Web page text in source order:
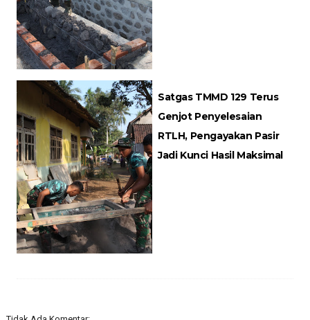
Satgas TMMD 129 Terus
Genjot Penyelesaian
RTLH, Pengayakan Pasir
Jadi Kunci Hasil Maksimal